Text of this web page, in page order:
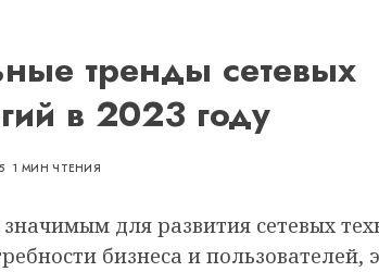
тренды сетевых
в 2023 году
1 МИН ЧТЕНИЯ
значимым для развития сетевых
бизнеса и пользователей,